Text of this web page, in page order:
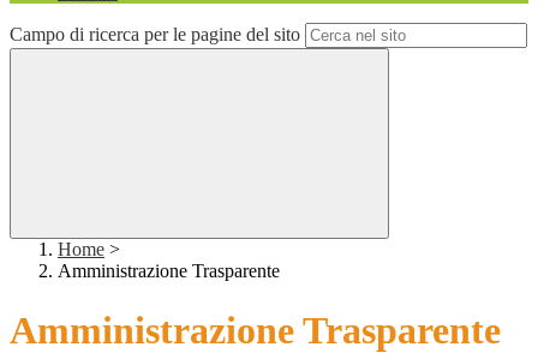
Campo di ricerca per le pagine del sito
Home >
Amministrazione Trasparente
Amministrazione Trasparente